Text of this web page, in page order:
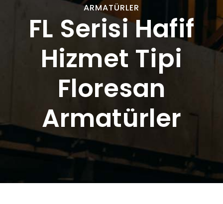
FL Serisi Hafif
Hizmet Tipi
Floresan
Armatürler
ARMATÜRLER